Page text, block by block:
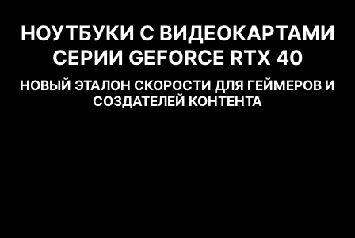
НОУТБУКИ С ВИДЕОКАРТАМИ
СЕРИИ GEFORCE RTX 40
НОВЫЙ ЭТАЛОН СКОРОСТИ ДЛЯ ГЕЙМЕРОВ И
СОЗДАТЕЛЕЙ КОНТЕНТА